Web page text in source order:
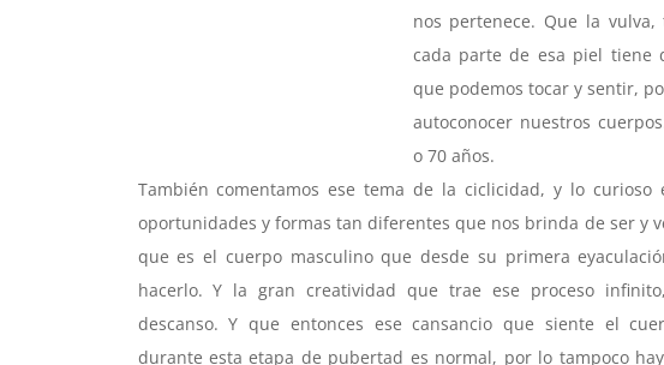
nos pertenece. Que la
cada parte de esa piel tiene
que podemos tocar y sentir,
autoconocer nuestros
o 70 años.
También comentamos ese tema de la ciclicidad, y lo
oportunidades y formas tan diferentes que nos brinda de ser y
que es el cuerpo masculino que desde su primera
hacerlo. Y la gran creatividad que trae ese proceso
descanso. Y que entonces ese cansancio que siente el
durante esta etapa de pubertad es normal, por lo tampoco